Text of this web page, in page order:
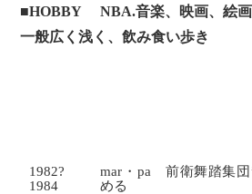
■HOBBY NBA.音楽、映画、絵
一般広く浅く、飲み食い歩き
1982?
1984
mar ・ pa 前衛舞踏集団
める